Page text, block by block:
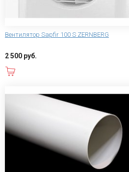
Вентилятор Sapfir 100 S ZERNBERG
2 500 руб.